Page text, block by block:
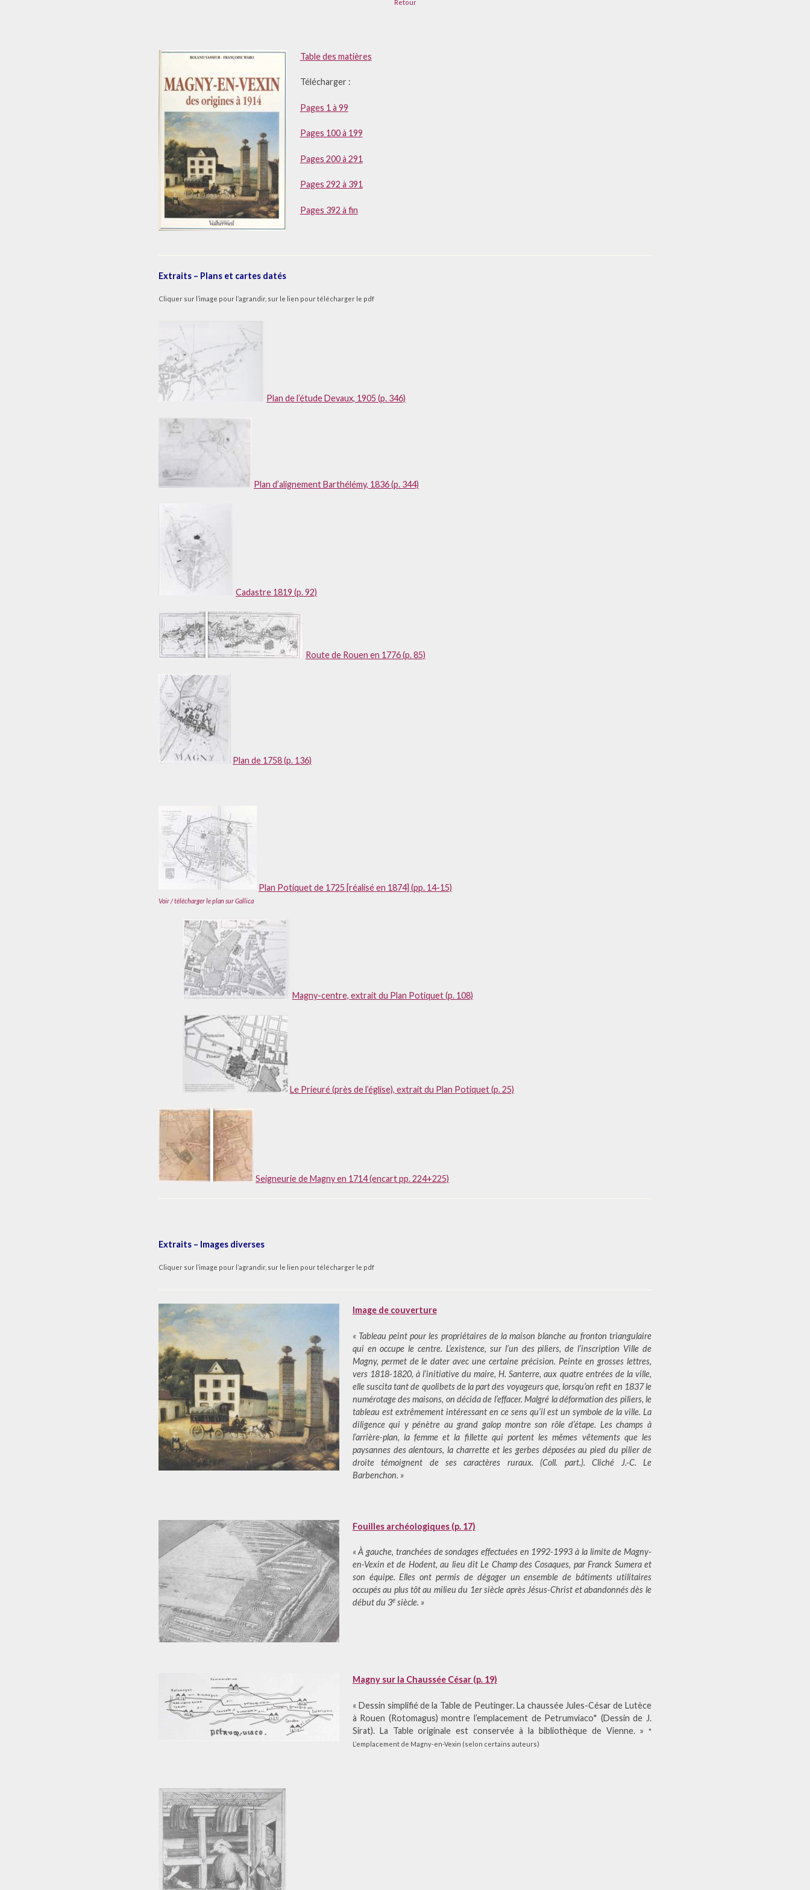
Retour
Table des matières
Télécharger :
Pages 1 à 99
Pages 100 à 199
Pages 200 à 291
Pages 292 à 391
Pages 392 à fin
Extraits – Plans et cartes datés
Cliquer sur l’image pour l’agrandir, sur le lien pour télécharger le pdf
Plan de l’étude Devaux, 1905 (p. 346)
Plan d’alignement Barthélémy, 1836 (p. 344)
Cadastre 1819 (p. 92)
Route de Rouen en 1776 (p. 85)
Plan de 1758 (p. 136)
Plan Potiquet de 1725 [réalisé en 1874] (pp. 14-15)
Voir / télécharger le plan sur Gallica
Magny-centre, extrait du Plan Potiquet (p. 108)
Le Prieuré (près de l’église), extrait du Plan Potiquet (p. 25)
Seigneurie de Magny en 1714 (encart pp. 224+225)
Extraits – Images diverses
Cliquer sur l’image pour l’agrandir, sur le lien pour télécharger le pdf
Image de couverture
« Tableau peint pour les propriétaires de la maison blanche au fronton triangulaire
qui en occupe le centre. L’existence, sur l’un des piliers, de l’inscription Ville de
Magny, permet de le dater avec une certaine précision. Peinte en grosses lettres,
vers 1818-1820, à l’initiative du maire, H. Santerre, aux quatre entrées de la ville,
elle suscita tant de quolibets de la part des voyageurs que, lorsqu’on refit en 1837 le
numérotage des maisons, on décida de l’effacer. Malgré la déformation des piliers, le
tableau est extrêmement intéressant en ce sens qu’il est un symbole de la ville. La
diligence qui y pénètre au grand galop montre son rôle d’étape. Les champs à
l’arrière-plan, la femme et la fillette qui portent les mêmes vêtements que les
paysannes des alentours, la charrette et les gerbes déposées au pied du pilier de
droite témoignent de ses caractères ruraux. (Coll. part.). Cliché J.-C. Le
Barbenchon. »
Fouilles archéologiques (p. 17)
« À gauche, tranchées de sondages effectuées en 1992-1993 à la limite de Magny-
en-Vexin et de Hodent, au lieu dit Le Champ des Cosaques, par Franck Sumera et
son équipe. Elles ont permis de dégager un ensemble de bâtiments utilitaires
occupés au plus tôt au milieu du 1er siècle après Jésus-Christ et abandonnés dès le
début du 3esiècle. »
Magny sur la Chaussée César (p. 19)
« Dessin simplifié de la Table de Peutinger. La chaussée Jules-César de Lutèce
à Rouen (Rotomagus) montre l’emplacement de Petrumviaco* (Dessin de J.
Sirat). La Table originale est conservée à la bibliothèque de Vienne. »
*
L’emplacement de Magny-en-Vexin (selon certains auteurs)